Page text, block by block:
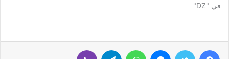
في "DZ"